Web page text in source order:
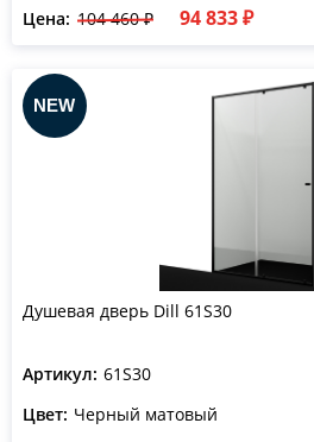
Цена: 104 460 ₽ 94 833 ₽
Душевая дверь Dill 61S30
Артикул: 61S30
Цвет: Черный матовый